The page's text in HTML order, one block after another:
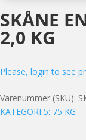
SKÅNE
2,0 KG
Please, login to see
Varenummer (SKU):
KATEGORI 5: 75 KG